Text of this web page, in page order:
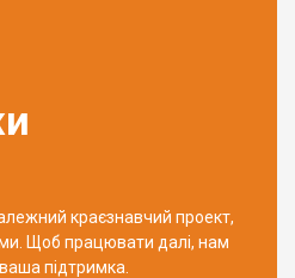
краєзнавчий проект,
Щоб працювати далі, нам
підтримка.